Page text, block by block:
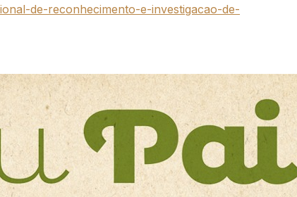
de-reconhecimento-e-investigacao-de-